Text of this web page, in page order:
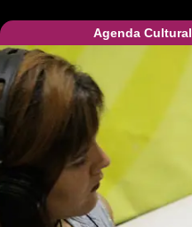
Agenda Cultural